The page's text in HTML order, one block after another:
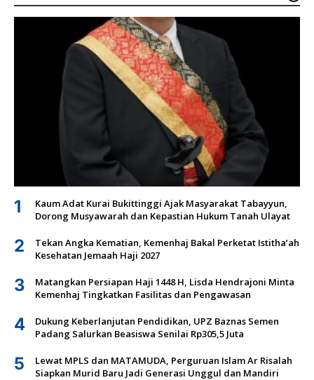
1
Kaum Adat Kurai Bukittinggi Ajak Masyarakat Tabayyun,
Dorong Musyawarah dan Kepastian Hukum Tanah Ulayat
2
Tekan Angka Kematian, Kemenhaj Bakal Perketat Istitha’ah
Kesehatan Jemaah Haji 2027
3
Matangkan Persiapan Haji 1448 H, Lisda Hendrajoni Minta
Kemenhaj Tingkatkan Fasilitas dan Pengawasan
4
Dukung Keberlanjutan Pendidikan, UPZ Baznas Semen
Padang Salurkan Beasiswa Senilai Rp305,5 Juta
5
Lewat MPLS dan MATAMUDA, Perguruan Islam Ar Risalah
Siapkan Murid Baru Jadi Generasi Unggul dan Mandiri